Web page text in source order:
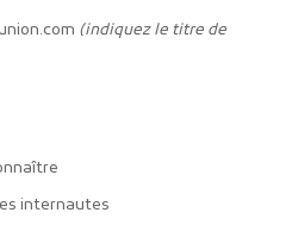
(indiquez le titre de
internautes